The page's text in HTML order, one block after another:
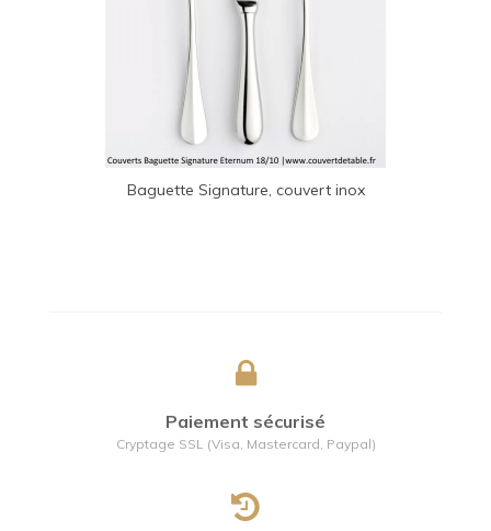
Baguette Signature, couvert inox
Paiement sécurisé
Cryptage SSL (Visa, Mastercard, Paypal)